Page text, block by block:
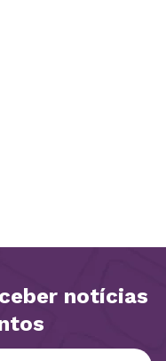
notícias